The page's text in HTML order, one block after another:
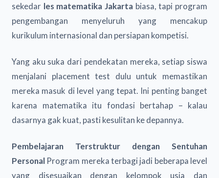
sekedar les matematika Jakarta biasa, tapi program
pengembangan menyeluruh yang mencakup
kurikulum internasional dan persiapan kompetisi.
Yang aku suka dari pendekatan mereka, setiap siswa
menjalani placement test dulu untuk memastikan
mereka masuk di level yang tepat. Ini penting banget
karena matematika itu fondasi bertahap – kalau
dasarnya gak kuat, pasti kesulitan ke depannya.
Pembelajaran Terstruktur dengan Sentuhan
Personal Program mereka terbagi jadi beberapa level
yang disesuaikan dengan kelompok usia dan